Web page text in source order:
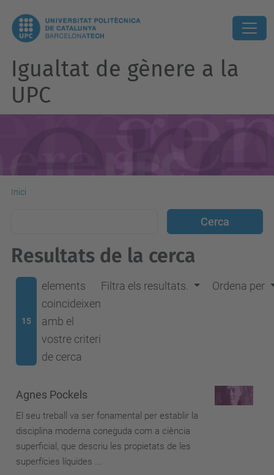
Igualtat de gènere a la
UPC
Inici
Resultats de la cerca
15
elements
coincideixen
amb el
vostre criteri
de cerca
Filtra els resultats. Ordena per
Agnes Pockels
El seu treball va ser fonamental per establir la
disciplina moderna coneguda com a ciència
superficial, que descriu les propietats de les
superfícies líquides ...